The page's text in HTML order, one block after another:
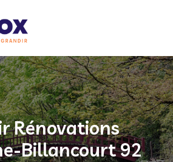
Rénovations
Billancourt 92